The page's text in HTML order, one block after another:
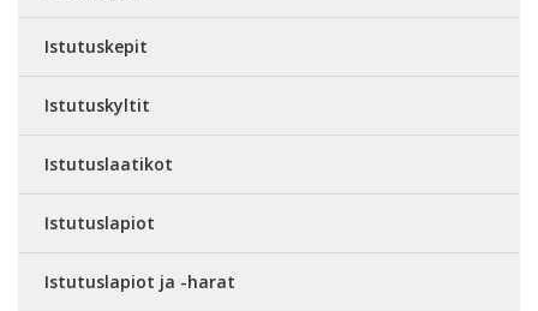
Istutuskepit
Istutuskyltit
Istutuslaatikot
Istutuslapiot
Istutuslapiot ja -harat